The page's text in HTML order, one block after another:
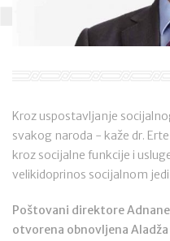
Kroz uspostavljanje
svakog naroda - kaže dr.
kroz socijalne funkcije i
velikidoprinos socijalnom
Poštovani direktore
otvorena obnovljena